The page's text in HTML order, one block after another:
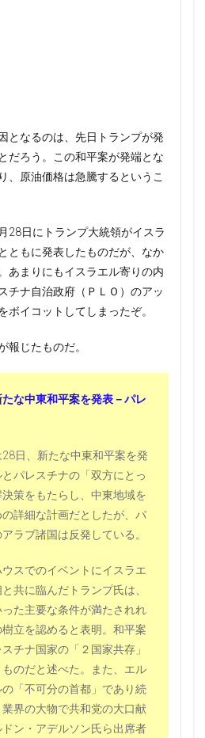
となるのは、先日トランプが発
だろう。この和平案が発端とな
、原油価格は急騰するというこ
28日にトランプ大統領がイスラ
ともに発表したものだが、なか
あまりにもイスラエル寄りの内
チナ自治政府（ＰＬＯ）のアッ
ボイコットしてしまったぞ。
報じたものだ。
たな中東和平案を発表－パレ
28日、新たな中東和平案を発
パレスチナの「双方にとっ
策をもたらし、中東地域を
詳細な計画だとしたが、パ
ラブ諸国は反発している。
スでのイベントにイスラエ
共に臨んだトランプ氏は、
った主要な条件が満たされれ
立を認めると表明。和平案
チナ国家の「２国家共存」
のだと述べた。また、エル
「不可分の首都」であり続
界の大物で共和党の大口献
ン・アデルソン氏ら出席者